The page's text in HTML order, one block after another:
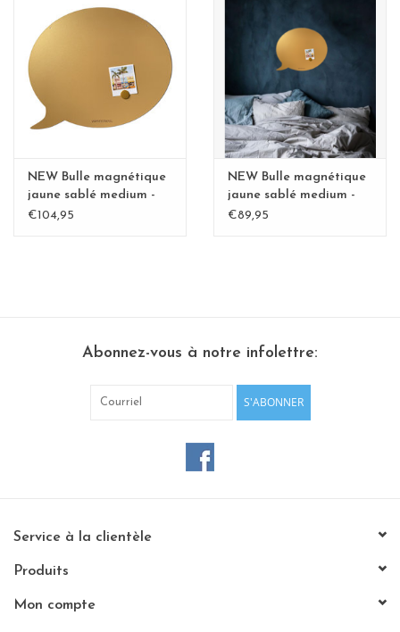
NEW Bulle magnétique
jaune sablé medium -
Copy - Copy
€104,95
NEW Bulle magnétique
jaune sablé medium -
Copy - Copy
€89,95
Abonnez-vous à notre infolettre:
S'ABONNER
Service à la clientèle
Produits
Mon compte